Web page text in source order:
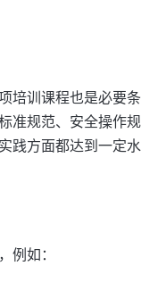
培训课程也是必要条
准规范、安全操作规
践方面都达到一定水
例如：